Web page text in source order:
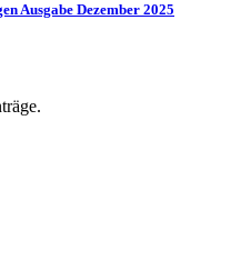
Ausgabe Dezember 2025